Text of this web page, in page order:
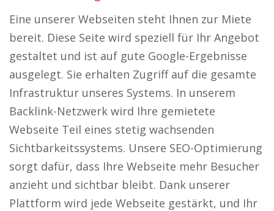
Eine unserer Webseiten steht Ihnen zur Miete
bereit. Diese Seite wird speziell für Ihr Angebot
gestaltet und ist auf gute Google-Ergebnisse
ausgelegt. Sie erhalten Zugriff auf die gesamte
Infrastruktur unseres Systems. In unserem
Backlink-Netzwerk wird Ihre gemietete
Webseite Teil eines stetig wachsenden
Sichtbarkeitssystems. Unsere SEO-Optimierung
sorgt dafür, dass Ihre Webseite mehr Besucher
anzieht und sichtbar bleibt. Dank unserer
Plattform wird jede Webseite gestärkt, und Ihr